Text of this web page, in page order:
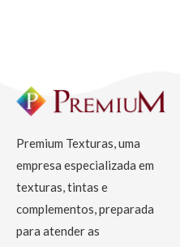
Premium Texturas, uma
empresa especializada em
texturas, tintas e
complementos, preparada
para atender as